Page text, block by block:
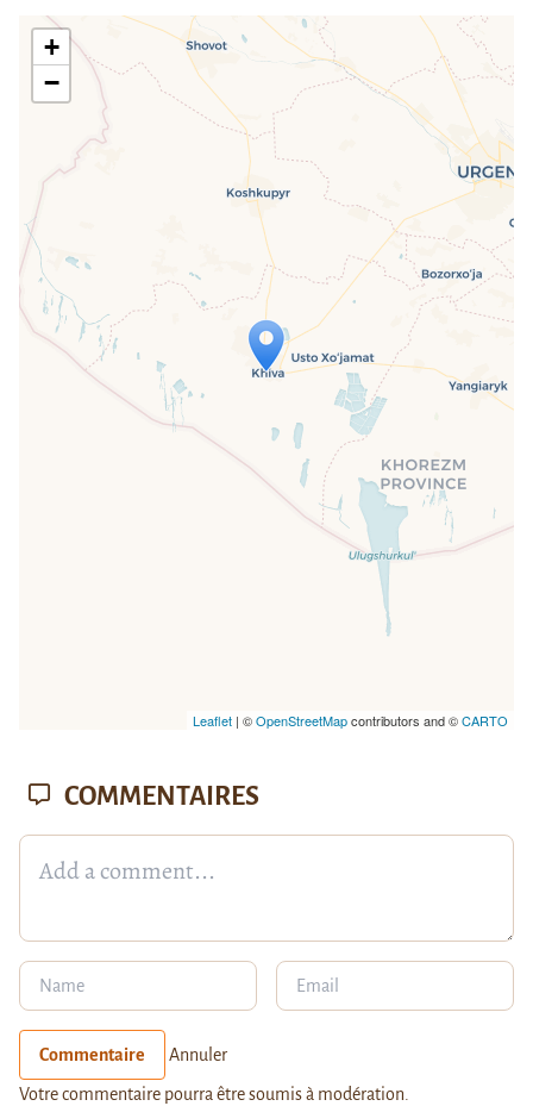
Travelers' Map is loading...
If you see this after your page is
loaded completely, leafletJS files are
+
−
Leaflet| ©OpenStreetMapcontributors and ©CARTO
COMMENTAIRES
Commentaire Annuler
Votre commentaire pourra être soumis à modération.